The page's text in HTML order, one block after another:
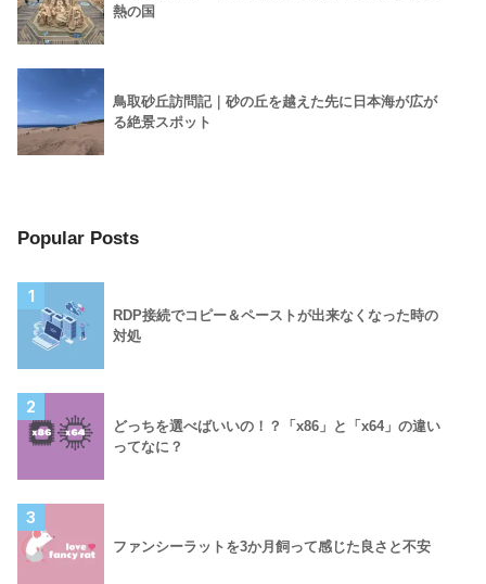
熱の国
鳥取砂丘訪問記｜砂の丘を越えた先に日本海が広が
る絶景スポット
Popular Posts
1
RDP接続でコピー＆ペーストが出来なくなった時の
対処
2
どっちを選べばいいの！？「x86」と「x64」の違い
ってなに？
3
ファンシーラットを3か月飼って感じた良さと不安